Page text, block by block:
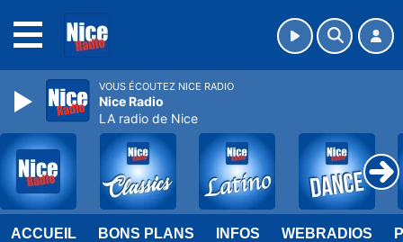
ACCUEIL BONS PLANS INFOS WEBRADIOS
VOUS ÉCOUTEZ NICE RADIO
Nice Radio
LA radio de Nice